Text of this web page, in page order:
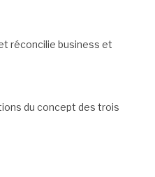
réconcilie business et
du concept des trois